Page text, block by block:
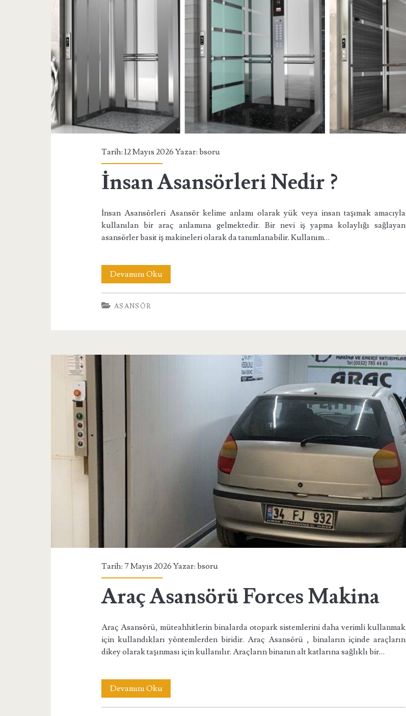
Tarih: 12 Mayıs 2026 Yazar:bsoru
İnsan Asansörleri Nedir ?
İnsan Asansörleri Asansör kelime anlamı olarak yük veya insan taşımak amacıyla
kullanılan bir araç anlamına gelmektedir. Bir nevi iş yapma kolaylığı sağlayan
asansörler basit iş makineleri olarak da tanımlanabilir. Kullanım…
Devamını Okuİnsan
Asansörleri
ASANSÖR
Tarih: 7 Mayıs 2026 Yazar:bsoru
Araç Asansörü Forces Makina
Araç Asansörü, müteahhitlerin binalarda otopark sistemlerini daha verimli kullanmak
için kullandıkları yöntemlerden biridir. Araç Asansörü , binaların içinde araçların
dikey olarak taşınması için kullanılır. Araçların binanın alt katlarına sağlıklı bir…
Devamını OkuAraç
Asansörü